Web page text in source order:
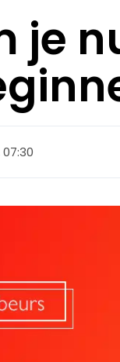
je
07:30